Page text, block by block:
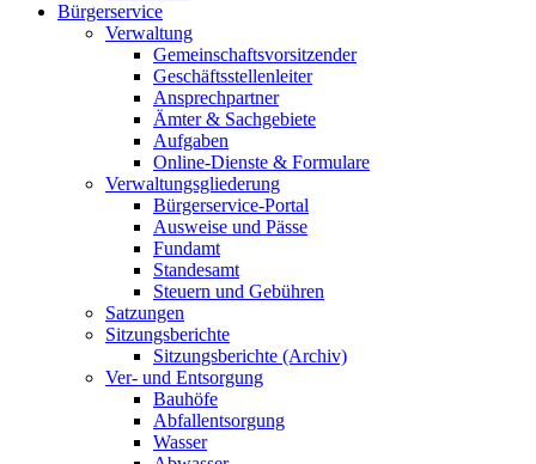
Bürgerservice
Verwaltung
Gemeinschaftsvorsitzender
Geschäftsstellenleiter
Ansprechpartner
Ämter & Sachgebiete
Aufgaben
Online-Dienste & Formulare
Verwaltungsgliederung
Bürgerservice-Portal
Ausweise und Pässe
Fundamt
Standesamt
Steuern und Gebühren
Satzungen
Sitzungsberichte
Sitzungsberichte (Archiv)
Ver- und Entsorgung
Bauhöfe
Abfallentsorgung
Wasser